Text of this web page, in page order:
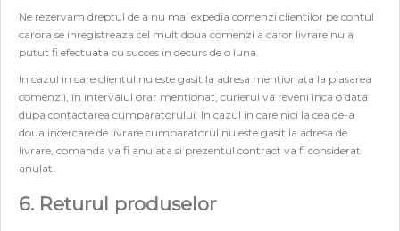
Ne rezervam dreptul de a nu mai expedia comenzi clientilor pe contul
carora se inregistreaza cel mult doua comenzi a caror livrare nu a
putut fi efectuata cu succes in decurs de o luna.
In cazul in care clientul nu este gasit la adresa mentionata la plasarea
comenzii, in intervalul orar mentionat, curierul va reveni inca o data
dupa contactarea cumparatorului. In cazul in care nici la cea de-a
doua incercare de livrare cumparatorul nu este gasit la adresa de
livrare, comanda va fi anulata si prezentul contract va fi considerat
anulat.
6. Returul produselor